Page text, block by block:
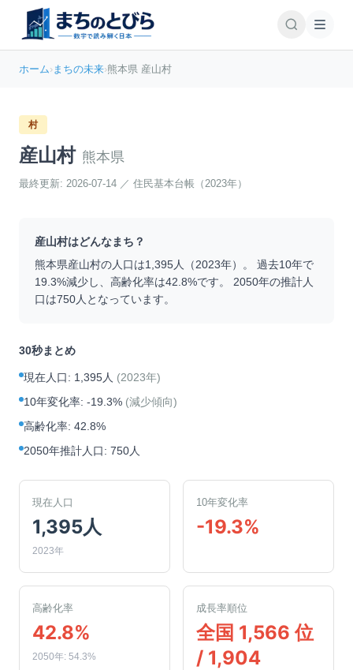
ホーム›まちの未来›熊本県 産山村
村
産山村 熊本県
最終更新: 2026-07-14 ／ 住民基本台帳（2023年）
産山村はどんなまち？
熊本県産山村の人口は1,395人（2023年）。 過去10年で
19.3%減少し、高齢化率は42.8%です。 2050年の推計人
口は750人となっています。
30秒まとめ
現在人口: 1,395人 (2023年)
10年変化率: -19.3% (減少傾向)
高齢化率: 42.8%
2050年推計人口: 750人
現在人口
1,395人
2023年
10年変化率
-19.3%
高齢化率
42.8%
2050年: 54.3%
成長率順位
全国 1,566 位
/ 1,904